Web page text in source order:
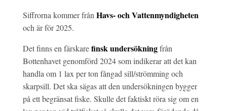
Siffrorna kommer från Havs- och Vattenmyndigheten
och är för 2025.
Det finns en färskarefinsk undersökningfrån
Bottenhavet genomförd 2024 som indikerar att det kan
handla om 1 lax per ton fångad sill/strömming och
skarpsill. Det ska sägas att den undersökningen bygger
på ett begränsat fiske. Skulle det faktiskt röra sig om en